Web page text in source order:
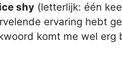
shy (letterlijk: één
ervaring hebt
komt me wel